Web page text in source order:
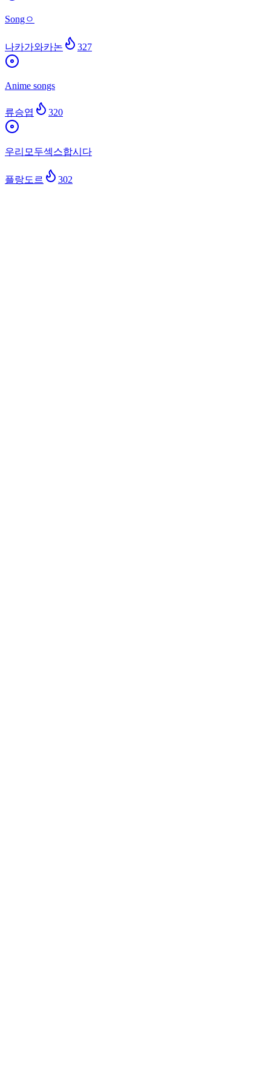
Songㅇ
나카가와카논 327
Anime songs
류승엽 320
우리모두섹스합시다
플랑도르 302